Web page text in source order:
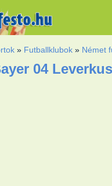
» Futballklubok » Német
04